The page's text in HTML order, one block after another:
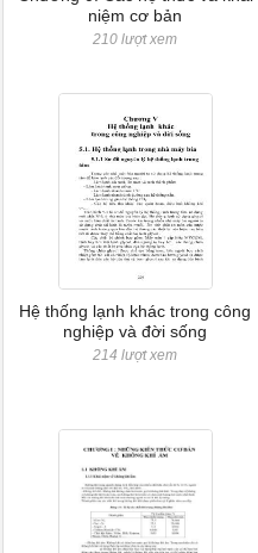
niệm cơ bản
210 lượt xem
Hệ thống lạnh khác trong công
nghiệp và đời sống
214 lượt xem